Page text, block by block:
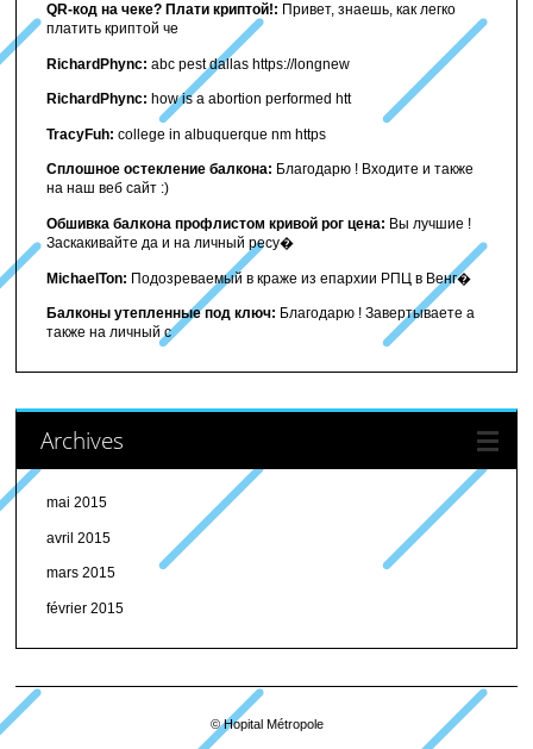
QR-код на чеке? Плати криптой!: Привет, знаешь, как легко
платить криптой че
RichardPhync: abc pest dallas https://longnew
RichardPhync: how is a abortion performed htt
TracyFuh: college in albuquerque nm https
Сплошное остекление балкона: Благодарю ! Входите и также
на наш веб сайт :)
Обшивка балкона профлистом кривой рог цена: Вы лучшие !
Заскакивайте да и на личный ресу�
MichaelTon: Подозреваемый в краже из епархии РПЦ в Венг�
Балконы утепленные под ключ: Благодарю ! Завертываете а
также на личный с
Archives
mai 2015
avril 2015
mars 2015
février 2015
© Hopital Métropole